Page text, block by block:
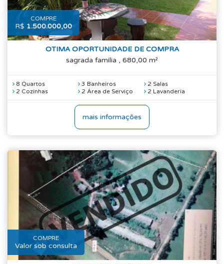
COMPRE
R$ 1.500.000,00
OTIMA OPORTUNIDADE DE COMPRA
sagrada familia , 680,00 m²
8 Quartos 3 Banheiros
2 Salas
2 Cozinhas
2 Área de Serviço 2 Lavanderia
mais informações
COMPRE
Valor sob consulta